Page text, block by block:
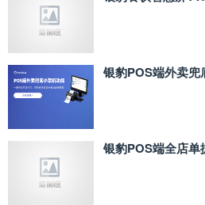
银豹POS端外卖兜
银豹POS端全店单